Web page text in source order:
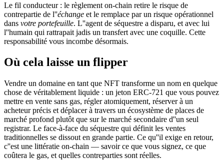
Le fil conducteur : le règlement on-chain retire le risque de
contrepartie de l''échange et le remplace par un risque opérationnel
dans votre portefeuille. L''agent de séquestre a disparu, et avec lui
l''humain qui rattrapait jadis un transfert avec une coquille. Cette
responsabilité vous incombe désormais.
Où cela laisse un flipper
Vendre un domaine en tant que NFT transforme un nom en quelque
chose de véritablement liquide : un jeton ERC-721 que vous pouvez
mettre en vente sans gas, régler atomiquement, réserver à un
acheteur précis et déplacer à travers un écosystème de places de
marché profond plutôt que sur le marché secondaire d''un seul
registrar. Le face-à-face du séquestre qui définit les ventes
traditionnelles se dissout en grande partie. Ce qu''il exige en retour,
c''est une littératie on-chain — savoir ce que vous signez, ce que
coûtera le gas, et quelles contreparties sont réelles.